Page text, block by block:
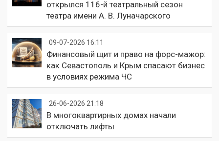
открылся 116-й театральный сезон
театра имени А. В. Луначарского
09-07-2026 16:11
Финансовый щит и право на форс-мажор:
как Севастополь и Крым спасают бизнес
в условиях режима ЧС
26-06-2026 21:18
В многоквартирных домах начали
отключать лифты